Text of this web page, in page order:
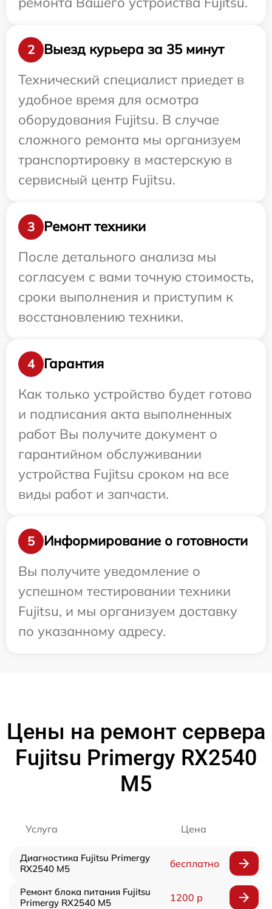
2
Выезд курьера за 35 минут
Технический специалист приедет в
удобное время для осмотра
оборудования Fujitsu. В случае
сложного ремонта мы организуем
транспортировку в мастерскую в
сервисный центр Fujitsu.
3
Ремонт техники
После детального анализа мы
согласуем с вами точную стоимость,
сроки выполнения и приступим к
восстановлению техники.
4
Гарантия
Как только устройство будет готово
и подписания акта выполненных
работ Вы получите документ о
гарантийном обслуживании
устройства Fujitsu сроком на все
виды работ и запчасти.
5
Информирование о готовности
Вы получите уведомление о
успешном тестировании техники
Fujitsu, и мы организуем доставку
по указанному адресу.
Цены на ремонт сервера
Fujitsu Primergy RX2540
M5
Услуга Цена
Диагностика Fujitsu Primergy
RX2540 M5
бесплатно
Ремонт блока питания Fujitsu
Primergy RX2540 M5
1200 р